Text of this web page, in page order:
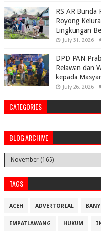
RS AR Bunda
Royong
Lingkungan
July 31, 2026
DPD PAN
Relawan dan
kepada
July 26, 2026
CATEGORIES
BLOG ARCHIVE
TAGS
ACEH ADVERTORIAL
EMPATLAWANG HUKUM